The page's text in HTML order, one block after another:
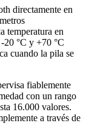
directamente en
temperatura en
20 °C y +70 °C
cuando la pila se
fiablemente
con un rango
16.000 valores.
a través de